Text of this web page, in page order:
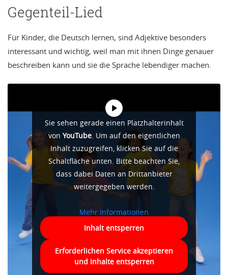
Gegenteil-Lied
Für Kinder, die Deutsch lernen, sind Adjektive besonders
interessant und wichtig, weil man mit ihnen Dinge genauer
beschreiben kann und sie die Sprache lebendiger machen.
Sie sehen gerade einen Platzhalterinhalt
von YouTube. Um auf den eigentlichen
Inhalt zuzugreifen, klicken Sie auf die
Schaltfläche unten. Bitte beachten Sie,
dass dabei Daten an Drittanbieter
weitergegeben werden.
Mehr Informationen
Inhalt entsperren
Erforderlichen Service akzeptieren
und Inhalte entsperren